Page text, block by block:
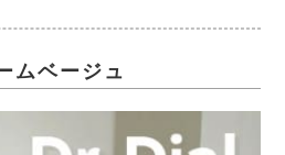
ムベージュ